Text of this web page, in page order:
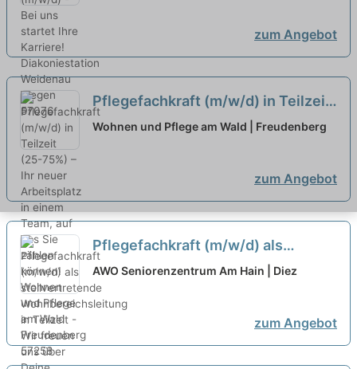
zum Angebot
Pflegefachkraft (m/w/d) in Teilzeit
(25-75%) – Ihr neuer Arbeitsplatz in
Wohnen und Pflege am Wald | Freudenberg
zum Angebot
Pflegefachkraft (m/w/d) als
stellvertretende
Wohnbereichsleitung in Teilzeit -
Wir freuen uns über Deine
AWO Seniorenzentrum Am Hain | Diez
zum Angebot